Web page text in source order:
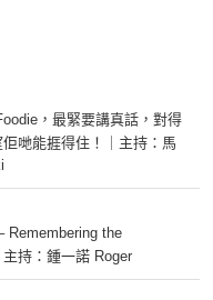
，最緊要講真話，對得
哋能捱得住！｜主持：馬
Remembering the
持：鍾一諾 Roger